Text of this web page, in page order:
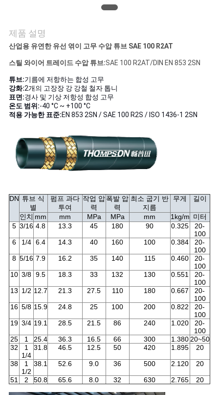
를
요
청
하
다
제품 설명
산업용 유연한 유선 엮이 고무 수압 튜브 SAE 100 R2AT
스틸 와이어 트레이드 수압 튜브:SAE 100 R2AT/DIN EN 853 2SN
튜브:기름에 저항하는 합성 고무
강화:2개의 고장장 강 강철 철자 톱니
표면:경사 및 기상 저항성 합성 고무
온도 범위:-40 °C ~ +100 °C
적용 가능한 표준:EN 853 2SN / SAE 100 R2S / ISO 1436-1 2SN
DN 튜브 식
별
펌프 과다
투여
작업 압
력
폭발 압
력
최소 굽기 반
지름
무게 길이
인치 mm mm MPa MPa mm 1kg/m 미터
5 3/16 4.8 13.3 45 180 90 0.325
20-
100
6
1/4 6.4 14.3 40 160 100 0.384
20-
100
8 5/16 7.9 16.2 35 140 115 0.460
20-
100
10 3/8 9.5 18.3 33 132 130 0.551
20-
100
13 1/2 12.7 21.3 27.5 110 180 0.667
20-
100
16 5/8 15.9 24.8 25 100 200 0.822
20-
100
19 3/4 19.1 28.5 21.5 86 240 1.020
20-
100
25
1 25.4 36.3 16.5 66 300 1.380 20~50
32
1
1/4
31.8 46.5 12.5 50 420 1.895 20
38
1
1/2
38.1 52.6 9.0 36 500 2.120 20
51 2 50.8 65.6 8.0 32 630 2.765 20